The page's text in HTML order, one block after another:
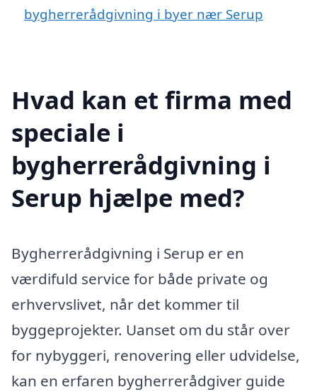
bygherrerådgivning i byer nær Serup
Hvad kan et firma med
speciale i
bygherrerådgivning i
Serup hjælpe med?
Bygherrerådgivning i Serup er en
værdifuld service for både private og
erhvervslivet, når det kommer til
byggeprojekter. Uanset om du står over
for nybyggeri, renovering eller udvidelse,
kan en erfaren bygherrerådgiver guide